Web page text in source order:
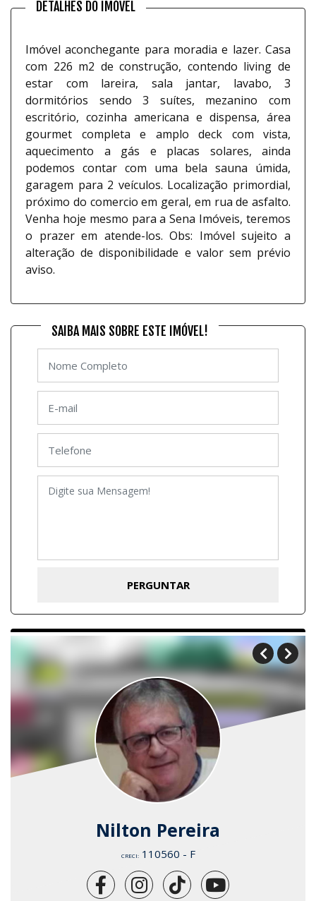
DETALHES DO IMÓVEL
Imóvel aconchegante para moradia e lazer. Casa
com 226 m2 de construção, contendo living de
estar com lareira, sala jantar, lavabo, 3
dormitórios sendo 3 suítes, mezanino com
escritório, cozinha americana e dispensa, área
gourmet completa e amplo deck com vista,
aquecimento a gás e placas solares, ainda
podemos contar com uma bela sauna úmida,
garagem para 2 veículos. Localização primordial,
próximo do comercio em geral, em rua de asfalto.
Venha hoje mesmo para a Sena Imóveis, teremos
o prazer em atende-los. Obs: Imóvel sujeito a
alteração de disponibilidade e valor sem prévio
aviso.
SAIBA MAIS SOBRE ESTE IMÓVEL!
Nilton Pereira
CRECI:110560 - F